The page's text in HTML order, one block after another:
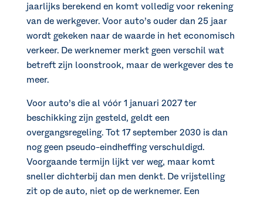
jaarlijks berekend en komt volledig voor rekening
van de werkgever. Voor auto’s ouder dan 25 jaar
wordt gekeken naar de waarde in het economisch
verkeer. De werknemer merkt geen verschil wat
betreft zijn loonstrook, maar de werkgever des te
meer.
Voor auto’s die al vóór 1 januari 2027 ter
beschikking zijn gesteld, geldt een
overgangsregeling. Tot 17 september 2030 is dan
nog geen pseudo-eindheffing verschuldigd.
Voorgaande termijn lijkt ver weg, maar komt
sneller dichterbij dan men denkt. De vrijstelling
zit op de auto, niet op de werknemer. Een